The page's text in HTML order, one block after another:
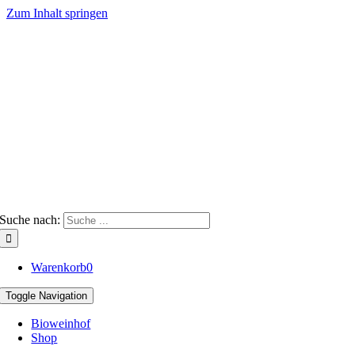
Zum Inhalt springen
Suche nach:
Warenkorb0
Toggle Navigation
Bioweinhof
Shop